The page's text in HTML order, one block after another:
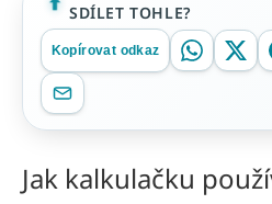
SDÍLET TOHLE?
Kopírovat odkaz
Jak kalkulačku